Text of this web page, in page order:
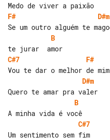
F#
D#m
B
C#7
F#
D#m
B
C#7
Um sentimento sem fim